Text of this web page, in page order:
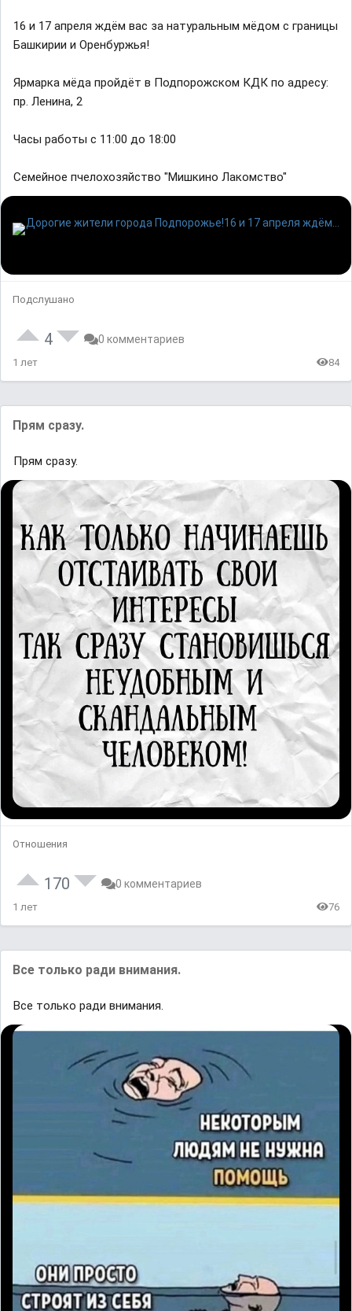
16 и 17 апреля ждём вас за натуральным мёдом с границы
Башкирии и Оренбуржья!
Ярмарка мёда пройдёт в Подпорожском КДК по адресу:
пр. Ленина, 2
Часы работы с 11:00 до 18:00
Семейное пчелохозяйство "Мишкино Лакомство"
Подслушано
4 0 комментариев
1 лет 84
Прям сразу.
Прям сразу.
Отношения
170 0 комментариев
1 лет 76
Все только ради внимания.
Все только ради внимания.